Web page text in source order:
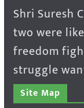
Shri Suresh
two were
freedom
struggle
Site Map